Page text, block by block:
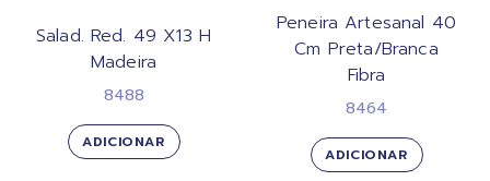
Salad. Red. 49 X13 H
Madeira
8488
ADICIONAR
Peneira Artesanal 40
Cm Preta/Branca
Fibra
8464
ADICIONAR